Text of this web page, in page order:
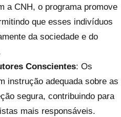
a CNH, o programa promove
que esses indivíduos
da sociedade e do
Conscientes: Os
instrução adequada sobre as
segura, contribuindo para
mais responsáveis.